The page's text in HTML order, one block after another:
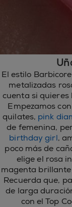
El estilo
metalizadas
cuenta si
Empezamos
quilates, pink
de femenina,
birthday girl,
poco más de
elige el rosa
magenta
Recuerda que,
de larga
con el Top